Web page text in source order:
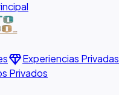
diamondExperiencias Privadas
Privados